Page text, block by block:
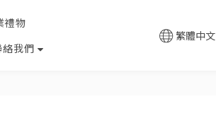
禮物
絡我們
繁體中文